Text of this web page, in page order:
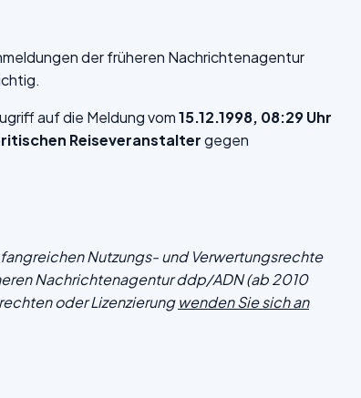
der früheren Nachrichtenagentur
auf die Meldung vom15.12.1998, 08:29 Uhr
Reiseveranstaltergegen
Nutzungs- und Verwertungsrechte
Nachrichtenagentur ddp/ADN (ab 2010
oder Lizenzierungwenden Sie sich an